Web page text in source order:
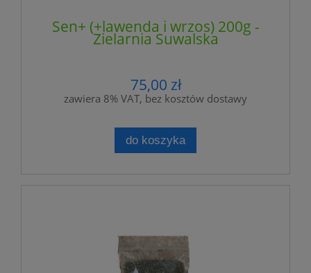
Sen+ (+lawenda i wrzos) 200g -
Zielarnia Suwalska
75,00 zł
zawiera 8% VAT, bez kosztów dostawy
do koszyka